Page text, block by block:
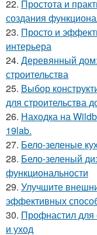
22. Простота и
создания
23. Просто и
интерьера
24. Деревянный
строительства
25. Выбор
для строительства
26. Находка на
19lab.
27. Бело-зеленые
28. Бело-зеленый
функциональности
29. Улучшите
эффективных
30. Профнастил
и уход